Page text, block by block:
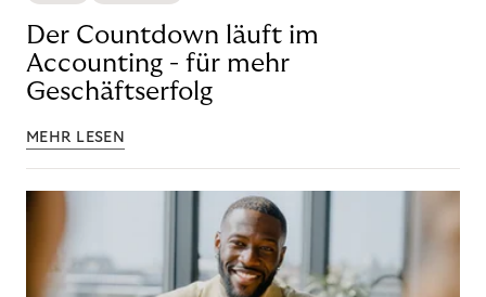
Der Countdown läuft im
Accounting - für mehr
Geschäftserfolg
MEHR LESEN